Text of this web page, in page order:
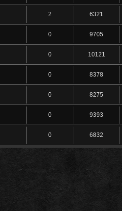
2 6321
0 9705
0 10121
0 8378
0 8275
0 9393
0 6832